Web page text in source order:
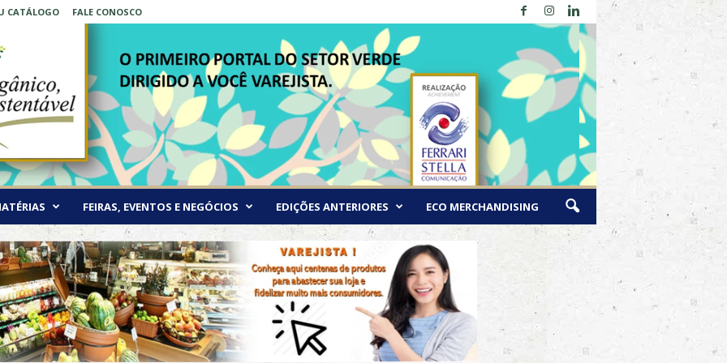
CATÁLOGO FALE CONOSCO
FEIRAS, EVENTOS E NEGÓCIOS EDIÇÕES ANTERIORES ECO MERCHANDISING